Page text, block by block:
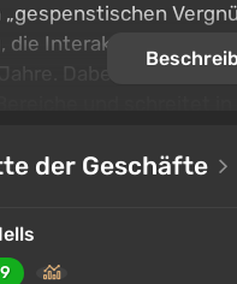
die Interaktion mit
Dabei nutzt der
der Geschäfte